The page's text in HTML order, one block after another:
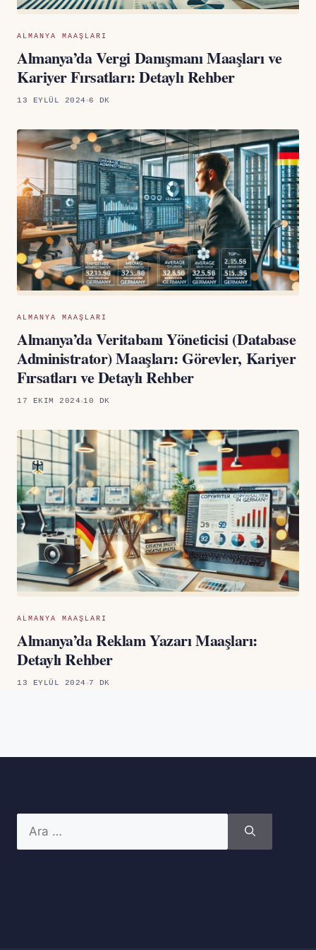
ALMANYA MAAŞLARI
Almanya’da Vergi Danışmanı Maaşları ve
Kariyer Fırsatları: Detaylı Rehber
13 EYLÜL 2024 6 DK
ALMANYA MAAŞLARI
Almanya’da Veritabanı Yöneticisi (Database
Administrator) Maaşları: Görevler, Kariyer
Fırsatları ve Detaylı Rehber
17 EKIM 2024 10 DK
ALMANYA MAAŞLARI
Almanya’da Reklam Yazarı Maaşları:
Detaylı Rehber
13 EYLÜL 2024 7 DK
ara